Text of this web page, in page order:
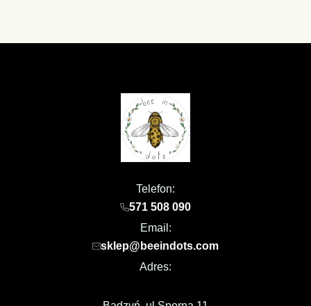
Telefon:
571 508 090
Email:
sklep@beeindots.com
Adres: